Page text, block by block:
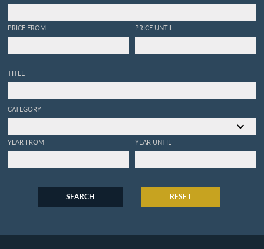
PRICE FROM PRICE UNTIL
TITLE
CATEGORY
YEAR FROM YEAR UNTIL
SEARCH RESET